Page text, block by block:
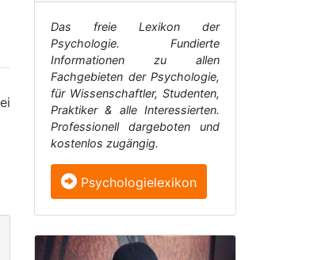
Das freie Lexikon der
Psychologie. Fundierte
Informationen zu allen
Fachgebieten der Psychologie,
für Wissenschaftler, Studenten,
Praktiker & alle Interessierten.
Professionell dargeboten und
kostenlos zugängig.
Psychologielexikon